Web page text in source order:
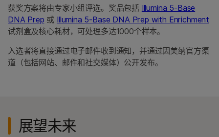
获奖方案将由专家小组评选。奖品包括 Illumina 5-Base
DNA Prep 或 Illumina 5-Base DNA Prep with Enrichment
试剂盒及核心耗材，可处理多达1000个样本。
入选者将直接通过电子邮件收到通知，并通过因美纳官方渠
道（包括网站、邮件和社交媒体）公开发布。
展望未来